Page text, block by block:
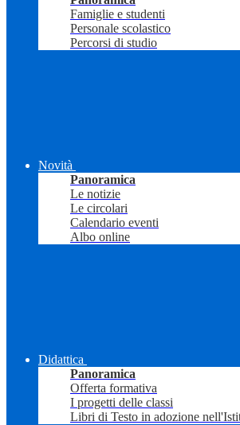
Famiglie e studenti
Personale scolastico
Percorsi di studio
Novità
Panoramica
Le notizie
Le circolari
Calendario eventi
Albo online
Didattica
Panoramica
Offerta formativa
I progetti delle classi
Libri di Testo in adozione